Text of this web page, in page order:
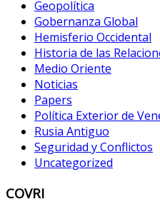
Geopolítica
Gobernanza Global
Hemisferio Occidental
Historia de las
Medio Oriente
Noticias
Papers
Política Exterior de
Rusia Antiguo
Seguridad y Conflictos
Uncategorized
COVRI